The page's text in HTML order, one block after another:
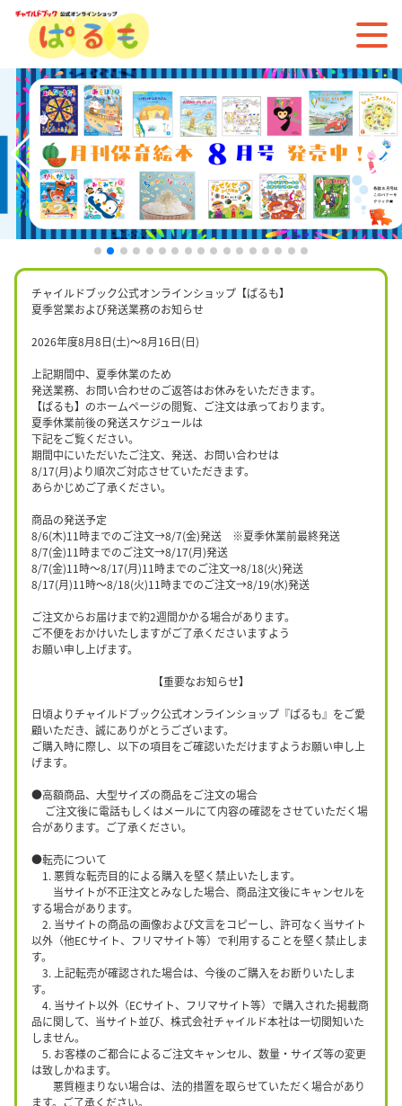
チャイルドブック公式オンラインショップ【ぱるも】
夏季営業および発送業務のお知らせ
2026年度8月8日(土)〜8月16日(日)
上記期間中、夏季休業のため
発送業務、お問い合わせのご返答はお休みをいただきます。
【ぱるも】のホームページの閲覧、ご注文は承っております。
夏季休業前後の発送スケジュールは
下記をご覧ください。
期間中にいただいたご注文、発送、お問い合わせは
8/17(月)より順次ご対応させていただきます。
あらかじめご了承ください。
商品の発送予定
8/6(木)11時までのご注文→8/7(金)発送 ※夏季休業前最終発送
8/7(金)11時までのご注文→8/17(月)発送
8/7(金)11時〜8/17(月)11時までのご注文→8/18(火)発送
8/17(月)11時〜8/18(火)11時までのご注文→8/19(水)発送
ご注文からお届けまで約2週間かかる場合があります。
ご不便をおかけいたしますがご了承くださいますよう
お願い申し上げます。
【重要なお知らせ】
日頃よりチャイルドブック公式オンラインショップ『ぱるも』をご愛
顧いただき、誠にありがとうございます。
ご購入時に際し、以下の項目をご確認いただけますようお願い申し上
げます。
●高額商品、大型サイズの商品をご注文の場合
ご注文後に電話もしくはメールにて内容の確認をさせていただく場
合があります。ご了承ください。
●転売について
1. 悪質な転売目的による購入を堅く禁止いたします。
当サイトが不正注文とみなした場合、商品注文後にキャンセルを
する場合があります。
2. 当サイトの商品の画像および文言をコピーし、許可なく当サイト
以外（他ECサイト、フリマサイト等）で利用することを堅く禁止しま
す。
3. 上記転売が確認された場合は、今後のご購入をお断りいたしま
す。
4. 当サイト以外（ECサイト、フリマサイト等）で購入された掲載商
品に関して、当サイト並び、株式会社チャイルド本社は一切関知いた
しません。
5. お客様のご都合によるご注文キャンセル、数量・サイズ等の変更
は致しかねます。
悪質極まりない場合は、法的措置を取らせていただく場合があり
ます。ご了承ください。